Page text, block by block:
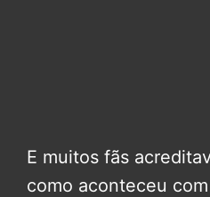
E muitos fãs
como aconteceu com